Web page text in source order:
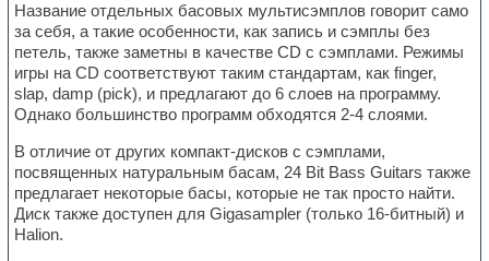
Название отдельных басовых мультисэмплов говорит само
за себя, а такие особенности, как запись и сэмплы без
петель, также заметны в качестве CD с сэмплами. Режимы
игры на CD соответствуют таким стандартам, как finger,
slap, damp (pick), и предлагают до 6 слоев на программу.
Однако большинство программ обходятся 2-4 слоями.
В отличие от других компакт-дисков с сэмплами,
посвященных натуральным басам, 24 Bit Bass Guitars также
предлагает некоторые басы, которые не так просто найти.
Диск также доступен для Gigasampler (только 16-битный) и
Halion.